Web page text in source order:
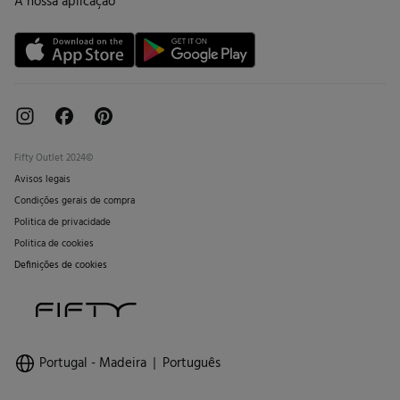
Cartão Presente online
Livro de Reclamações online
Fifty Outlet 2024©
Avisos legais
Condições gerais de compra
Politica de privacidade
Politica de cookies
Definições de cookies
Portugal - Madeira Português